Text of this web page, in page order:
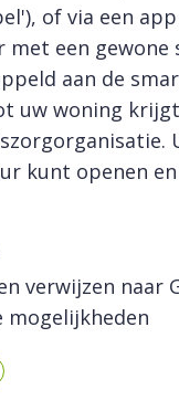
of via een
met een
aan de
uw woning
kunt openen
verwijzen
mogelijkheden